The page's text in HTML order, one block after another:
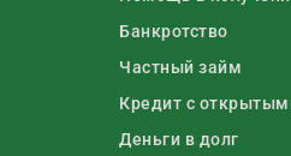
Банкротство
Частный займ
Кредит с
Деньги в долг